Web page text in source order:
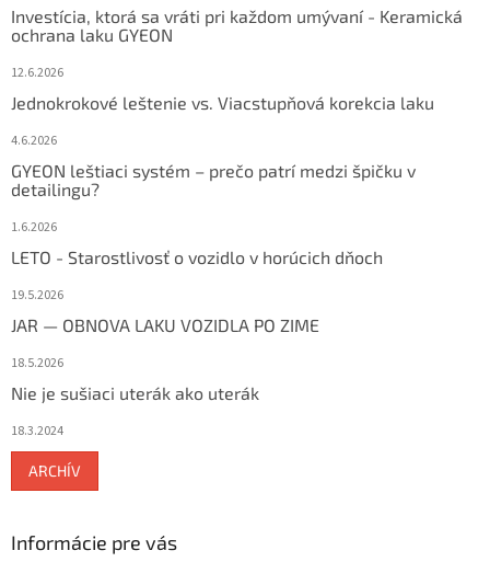
Investícia, ktorá sa vráti pri každom umývaní - Keramická
ochrana laku GYEON
12.6.2026
Jednokrokové leštenie vs. Viacstupňová korekcia laku
4.6.2026
GYEON leštiaci systém – prečo patrí medzi špičku v
detailingu?
1.6.2026
LETO - Starostlivosť o vozidlo v horúcich dňoch
19.5.2026
JAR — OBNOVA LAKU VOZIDLA PO ZIME
18.5.2026
Nie je sušiaci uterák ako uterák
18.3.2024
ARCHÍV
Informácie pre vás